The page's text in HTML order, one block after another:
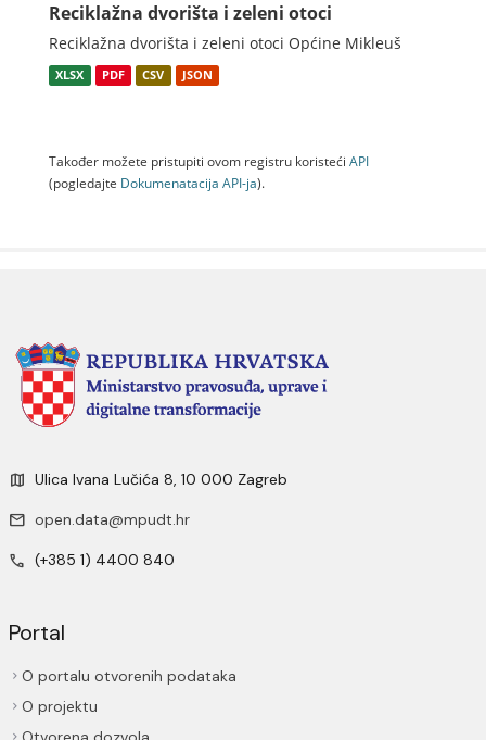
Reciklažna dvorišta i zeleni otoci
Reciklažna dvorišta i zeleni otoci Općine Mikleuš
XLSX PDF CSV JSON
Također možete pristupiti ovom registru koristeći API
(pogledajte Dokumenаtаcijа API-jа).